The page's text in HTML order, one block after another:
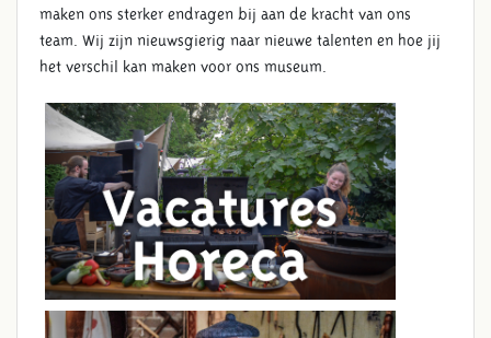
maken ons sterker endragen bij aan de kracht van ons
team. Wij zijn nieuwsgierig naar nieuwe talenten en hoe jij
het verschil kan maken voor ons museum.